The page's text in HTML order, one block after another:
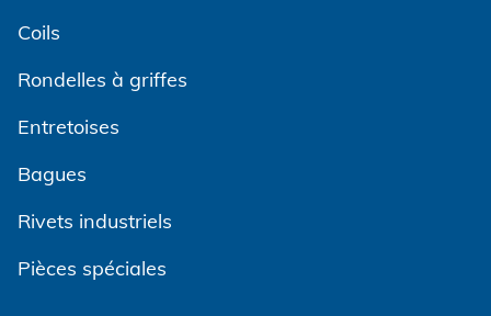
Coils
Rondelles à griffes
Entretoises
Bagues
Rivets industriels
Pièces spéciales